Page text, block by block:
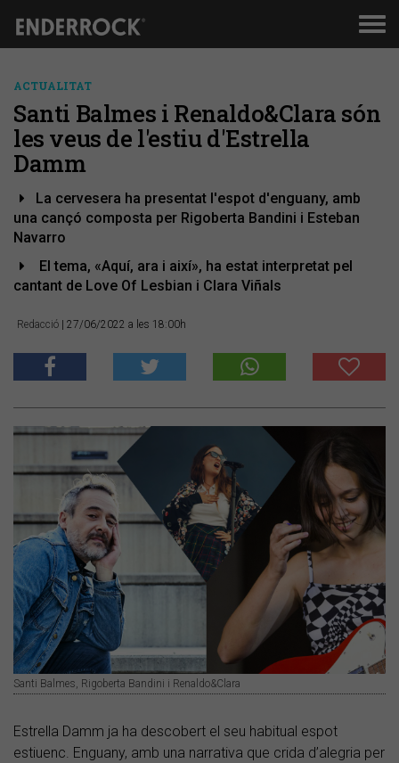
ACTUALITAT
Santi Balmes i Renaldo&Clara són
les veus de l'estiu d'Estrella
Damm
La cervesera ha presentat l'espot d'enguany, amb
una cançó composta per Rigoberta Bandini i Esteban
Navarro
El tema, «Aquí, ara i així», ha estat interpretat pel
cantant de Love Of Lesbian i Clara Viñals
Redacció | 27/06/2022 a les 18:00h
Santi Balmes, Rigoberta Bandini i Renaldo&Clara
Estrella Damm ja ha descobert el seu habitual espot
estiuenc. Enguany, amb una narrativa que crida d’alegria per